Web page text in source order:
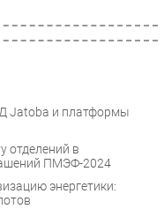
Jatoba и платформы
отделений в
ПМЭФ-2024
энергетики: